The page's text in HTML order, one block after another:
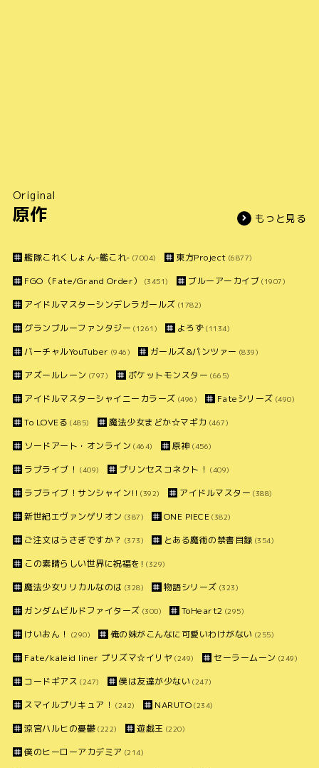
Original
原作 もっと見る
艦隊これくしょん-艦これ- (7004) 東方Project (6877)
FGO（Fate/Grand Order） (3451) ブルーアーカイブ (1907)
アイドルマスターシンデレラガールズ (1782)
グランブルーファンタジー (1261) よろず (1134)
バーチャルYouTuber (946) ガールズ&パンツァー (839)
アズールレーン (797) ポケットモンスター (665)
アイドルマスターシャイニーカラーズ (496) Fateシリーズ (490)
To LOVEる (485) 魔法少女まどか☆マギカ (467)
ソードアート・オンライン (464) 原神 (456)
ラブライブ！ (409) プリンセスコネクト！ (409)
ラブライブ！サンシャイン!! (392) アイドルマスター (388)
新世紀エヴァンゲリオン (387) ONE PIECE (382)
ご注文はうさぎですか？ (373) とある魔術の禁書目録 (354)
この素晴らしい世界に祝福を! (329)
魔法少女リリカルなのは (328) 物語シリーズ (323)
ガンダムビルドファイターズ (300) ToHeart2 (295)
けいおん！ (290) 俺の妹がこんなに可愛いわけがない (255)
Fate/kaleid liner プリズマ☆イリヤ (249) セーラームーン (249)
コードギアス (247) 僕は友達が少ない (247)
スマイルプリキュア！ (242) NARUTO (234)
涼宮ハルヒの憂鬱 (222) 遊戯王 (220)
僕のヒーローアカデミア (214)